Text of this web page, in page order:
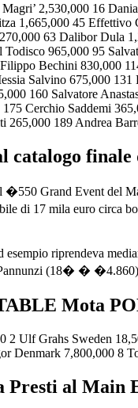
2,530,000 16
1,665,000 45
63 Dalibor Dula
Todisco 965,000 95
Bechini 830,000
Salvino 675,000
160 Salvatore
Cerchio Saddemi
265,000 189 Andrea
catalogo
�550 Grand Event del
di 17 mila euro circa
esempio riprendeva
(18� �
Mota
2 Ulf Grahs Sweden
Denmark 7,800,000 8
al Main